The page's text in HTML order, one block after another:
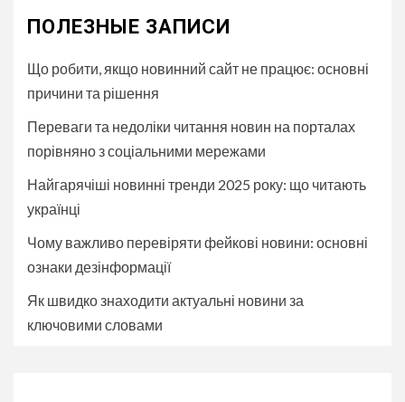
ПОЛЕЗНЫЕ ЗАПИСИ
Що робити, якщо новинний сайт не працює: основні
причини та рішення
Переваги та недоліки читання новин на порталах
порівняно з соціальними мережами
Найгарячіші новинні тренди 2025 року: що читають
українці
Чому важливо перевіряти фейкові новини: основні
ознаки дезінформації
Як швидко знаходити актуальні новини за
ключовими словами